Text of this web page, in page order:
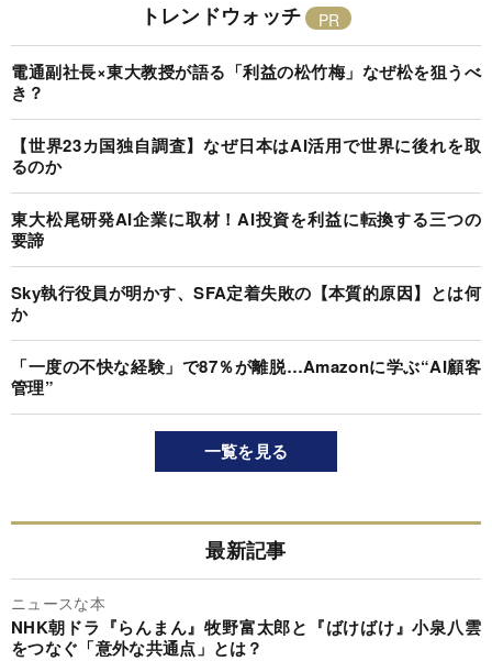
トレンドウォッチ
電通副社長×東大教授が語る「利益の松竹梅」なぜ松を狙うべ
き？
【世界23カ国独自調査】なぜ日本はAI活用で世界に後れを取
るのか
東大松尾研発AI企業に取材！AI投資を利益に転換する三つの
要諦
Sky執行役員が明かす、SFA定着失敗の【本質的原因】とは何
か
「一度の不快な経験」で87％が離脱…Amazonに学ぶ“AI顧客
管理”
一覧を見る
最新記事
ニュースな本
NHK朝ドラ『らんまん』牧野富太郎と『ばけばけ』小泉八雲
をつなぐ「意外な共通点」とは？